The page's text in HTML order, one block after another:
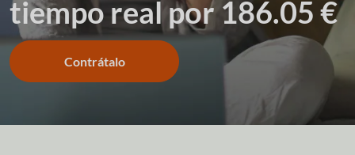
tiempo real por 186.05 €
Contrátalo